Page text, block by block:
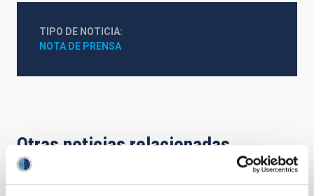
TIPO DE NOTICIA
NOTA DE PRENSA
Otras noticias relacionadas